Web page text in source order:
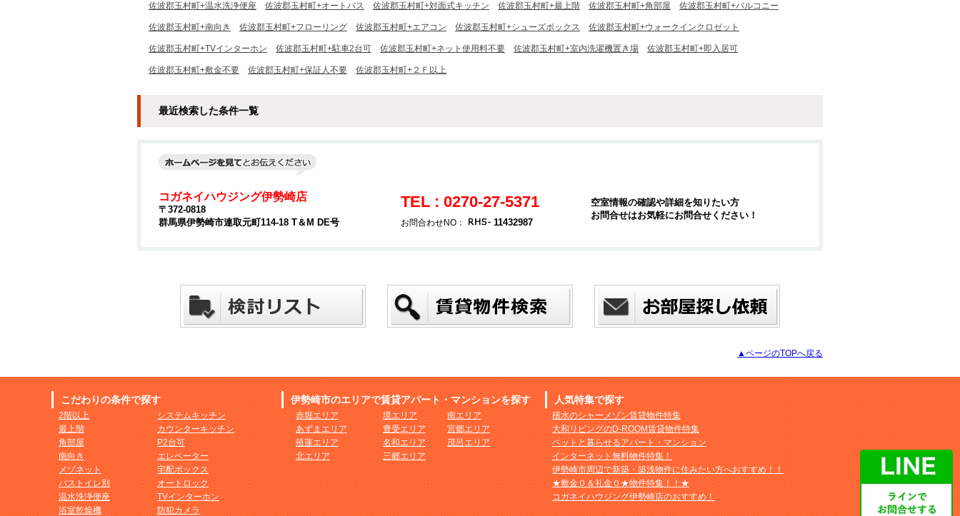
佐波郡玉村町+温水洗浄便座 佐波郡玉村町+オートバス 佐波郡玉村町+対面式キッチン 佐波郡玉村町+最上階 佐波郡玉村町+角部屋 佐波郡玉村町+バルコニー
佐波郡玉村町+南向き 佐波郡玉村町+フローリング 佐波郡玉村町+エアコン 佐波郡玉村町+シューズボックス 佐波郡玉村町+ウォークインクロゼット
佐波郡玉村町+TVインターホン 佐波郡玉村町+駐車2台可 佐波郡玉村町+ネット使用料不要 佐波郡玉村町+室内洗濯機置き場 佐波郡玉村町+即入居可
佐波郡玉村町+敷金不要 佐波郡玉村町+保証人不要 佐波郡玉村町+２Ｆ以上
最近検索した条件一覧
コガネイハウジング伊勢崎店
〒372-0818
群馬県伊勢崎市連取元町114-18 T＆M DE号
TEL : 0270-27-5371
お問合わせNO： 11432987
空室情報の確認や詳細を知りたい方
お問合せはお気軽にお問合せください！
▲ページのTOPへ戻る
こだわりの条件で探す
2階以上
最上階
角部屋
南向き
メゾネット
バストイレ別
温水洗浄便座
浴室乾燥機
システムキッチン
カウンターキッチン
P2台可
エレベーター
宅配ボックス
オートロック
TVインターホン
防犯カメラ
伊勢崎市のエリアで賃貸アパート・マンションを探す
赤堀エリア
あずまエリア
殖蓮エリア
北エリア
境エリア
豊受エリア
名和エリア
三郷エリア
南エリア
宮郷エリア
茂呂エリア
人気特集で探す
積水のシャーメゾン賃貸物件特集
大和リビングのD-ROOM賃貸物件特集
ペットと暮らせるアパート・マンション
インターネット無料物件特集！
伊勢崎市周辺で新築・築浅物件に住みたい方へおすすめ！！
★敷金０＆礼金０★物件特集！！★
コガネイハウジング伊勢崎店のおすすめ！